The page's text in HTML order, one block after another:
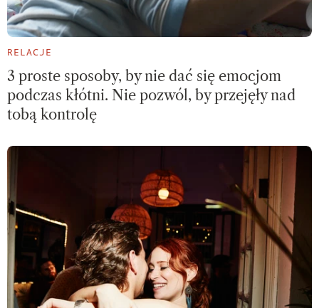
RELACJE
3 proste sposoby, by nie dać się emocjom
podczas kłótni. Nie pozwól, by przejęły nad
tobą kontrolę